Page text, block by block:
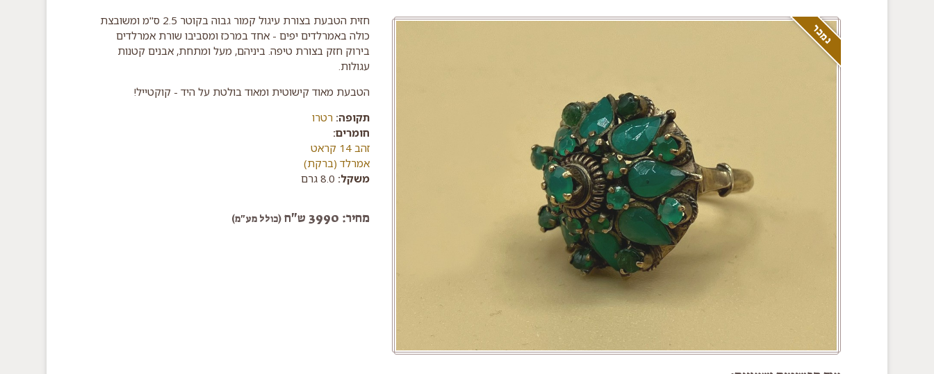
נמכר
חזית הטבעת בצורת עיגול קמור גבוה בקוטר 2.5 ס"מ ומשובצת
כולה באמרלדים יפים - אחד במרכז ומסביבו שורת אמרלדים
בירוק חזק בצורת טיפה. ביניהם, מעל ומתחת, אבנים קטנות
עגולות.
הטבעת מאוד קישוטית ומאוד בולטת על היד - קוקטייל!
תקופה: רטרו
חומרים:
זהב 14 קראט
אמרלד (ברקת)
משקל:
מחיר: 3990 ש"ח (כולל מע"מ)